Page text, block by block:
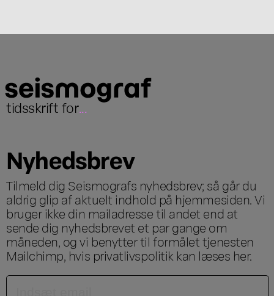
tidsskrift for...
Nyhedsbrev
Tilmeld dig Seismografs nyhedsbrev; så går du
aldrig glip af aktuelt indhold på hjemmesiden. Vi
bruger ikke din mailadresse til andet end at
sende dig nyhedsbrevet et par gange om
måneden, og vi benytter til formålet tjenesten
Mailchimp, hvis privatlivspolitik kan læses her.